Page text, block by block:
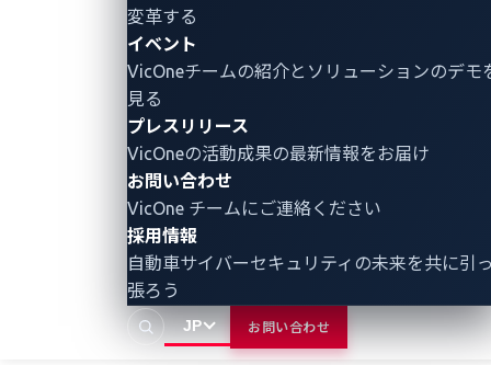
変革する
イベント
VicOneチームの紹介とソリューションのデモ
見る
プレスリリース
VicOneの活動成果の最新情報をお届け
お問い合わせ
VicOne チームにご連絡ください
採用情報
自動車サイバーセキュリティの未来を共に引
張ろう
JP お問い合わせ
VicOneでは、自動車業界に重大な影響を及ぼす可能性
があるゼロデイ脆弱性を十分に認識しています。その
ため、前述の積極的な戦略を採用し、これらの脅威を
明らかにして対処しているのです。